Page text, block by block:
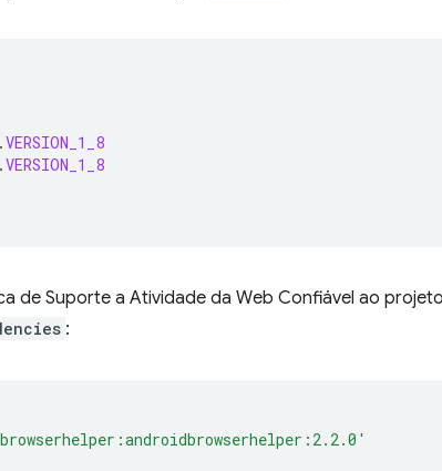
.VERSION_1_8
.VERSION_1_8
de Suporte a Atividade da Web Confiável ao
: